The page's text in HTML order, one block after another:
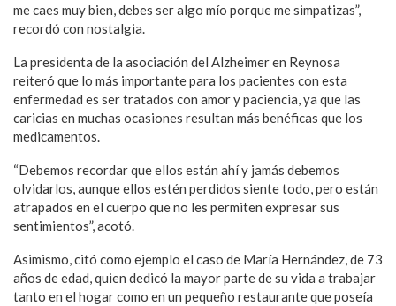
me caes muy bien, debes ser algo mío porque me simpatizas”,
recordó con nostalgia.
La presidenta de la asociación del Alzheimer en Reynosa
reiteró que lo más importante para los pacientes con esta
enfermedad es ser tratados con amor y paciencia, ya que las
caricias en muchas ocasiones resultan más benéficas que los
medicamentos.
“Debemos recordar que ellos están ahí y jamás debemos
olvidarlos, aunque ellos estén perdidos siente todo, pero están
atrapados en el cuerpo que no les permiten expresar sus
sentimientos”, acotó.
Asimismo, citó como ejemplo el caso de María Hernández, de 73
años de edad, quien dedicó la mayor parte de su vida a trabajar
tanto en el hogar como en un pequeño restaurante que poseía